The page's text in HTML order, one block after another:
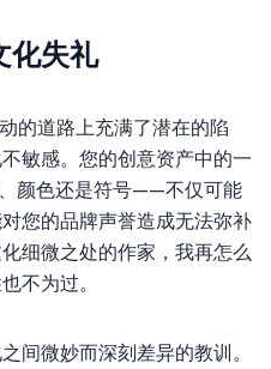
化失礼
的道路上充满了潜在的陷
敏感。您的创意资产中的一
颜色还是符号——不仅可能
您的品牌声誉造成无法弥补
细微之处的作家，我再怎么
不为过。
间微妙而深刻差异的教训。